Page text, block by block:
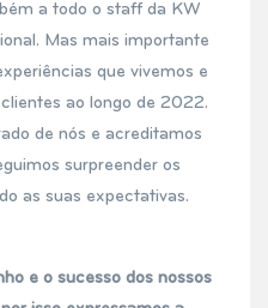
a todo o staff da KW
Mas mais importante
que vivemos e
ao longo de 2022.
de nós e acreditamos
surpreender os
as suas expectativas.
e o sucesso dos nossos